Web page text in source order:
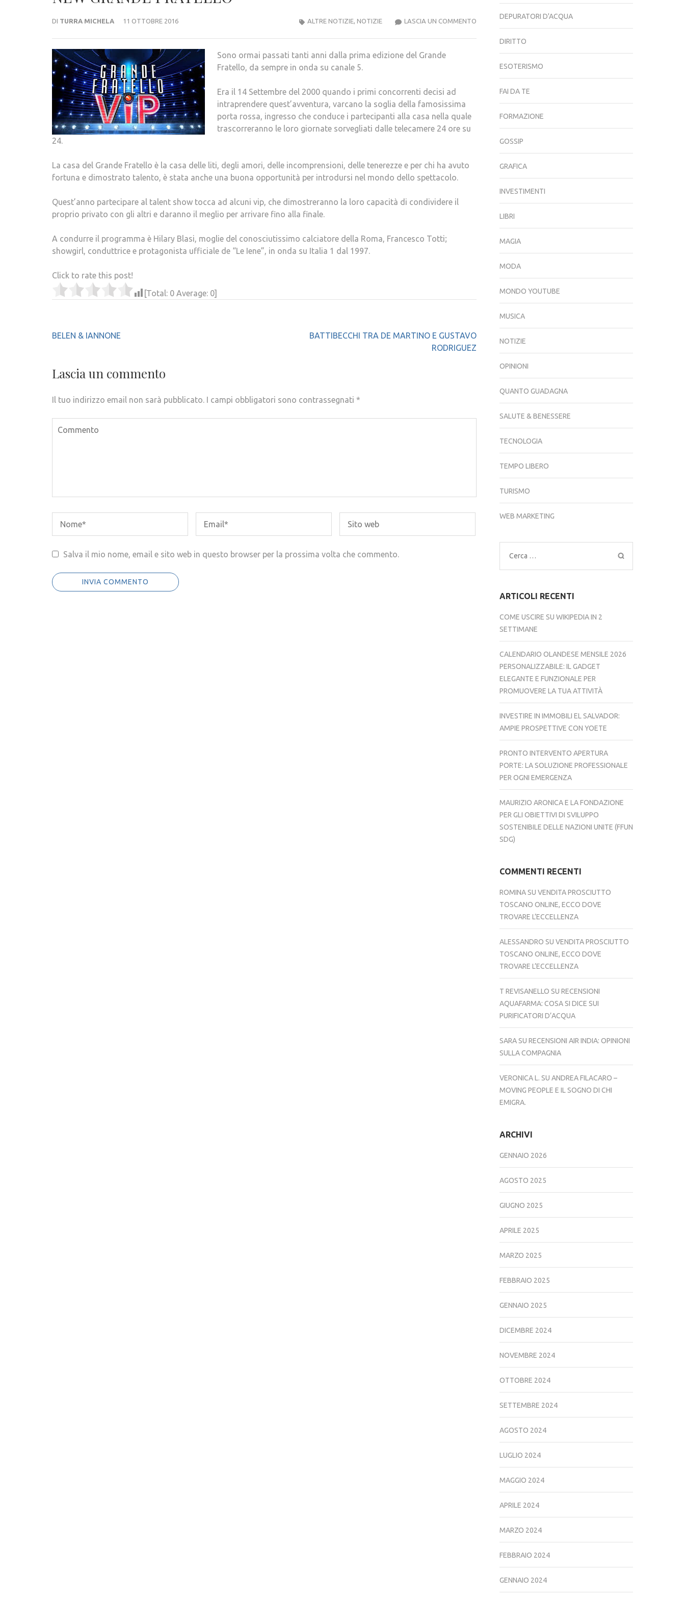
DI TURRA MICHELA 11 OTTOBRE 2016 LASCIA UN COMMENTONEW
FRATELLO
ALTRE NOTIZIE, NOTIZIE
Sono ormai passati tanti anni dalla prima edizione del Grande
Fratello, da sempre in onda su canale 5.
Era il 14 Settembre del 2000 quando i primi concorrenti decisi ad
intraprendere quest’avventura, varcano la soglia della famosissima
porta rossa, ingresso che conduce i partecipanti alla casa nella quale
trascorreranno le loro giornate sorvegliati dalle telecamere 24 ore su
24.
La casa del Grande Fratello è la casa delle liti, degli amori, delle incomprensioni, delle tenerezze e per chi ha avuto
fortuna e dimostrato talento, è stata anche una buona opportunità per introdursi nel mondo dello spettacolo.
Quest’anno partecipare al talent show tocca ad alcuni vip, che dimostreranno la loro capacità di condividere il
proprio privato con gli altri e daranno il meglio per arrivare fino alla finale.
A condurre il programma è Hilary Blasi, moglie del conosciutissimo calciatore della Roma, Francesco Totti;
showgirl, conduttrice e protagonista ufficiale de “Le Iene”, in onda su Italia 1 dal 1997.
Click to rate this post!
[Total: 0 Average: 0]
Navigazione
BELEN & IANNONE
BATTIBECCHI TRA DE MARTINO E GUSTAVO
RODRIGUEZ
Lascia un commento
Il tuo indirizzo email non sarà pubblicato. I campi obbligatori sono contrassegnati *
Salva il mio nome, email e sito web in questo browser per la prossima volta che commento.
DEPURATORI D'ACQUA
DIRITTO
ESOTERISMO
FAI DA TE
FORMAZIONE
GOSSIP
GRAFICA
INVESTIMENTI
LIBRI
MAGIA
MODA
MONDO YOUTUBE
MUSICA
NOTIZIE
OPINIONI
QUANTO GUADAGNA
SALUTE & BENESSERE
TECNOLOGIA
TEMPO LIBERO
TURISMO
WEB MARKETING
Ricerca
per:
ARTICOLI RECENTI
COME USCIRE SU WIKIPEDIA IN 2
SETTIMANE
CALENDARIO OLANDESE MENSILE 2026
PERSONALIZZABILE: IL GADGET
ELEGANTE E FUNZIONALE PER
PROMUOVERE LA TUA ATTIVITÀ
INVESTIRE IN IMMOBILI EL SALVADOR:
AMPIE PROSPETTIVE CON YOETE
PRONTO INTERVENTO APERTURA
PORTE: LA SOLUZIONE PROFESSIONALE
PER OGNI EMERGENZA
MAURIZIO ARONICA E LA FONDAZIONE
PER GLI OBIETTIVI DI SVILUPPO
SOSTENIBILE DELLE NAZIONI UNITE (FFUN
SDG)
COMMENTI RECENTI
ROMINASU VENDITA PROSCIUTTO
TOSCANO ONLINE, ECCO DOVE
TROVARE L’ECCELLENZA
ALESSANDRO SU VENDITA PROSCIUTTO
TOSCANO ONLINE, ECCO DOVE
TROVARE L’ECCELLENZA
T REVISANELLO SU RECENSIONI
AQUAFARMA: COSA SI DICE SUI
PURIFICATORI D’ACQUA
SARASU RECENSIONI AIR INDIA: OPINIONI
SULLA COMPAGNIA
VERONICA L. SU ANDREA FILACARO –
MOVING PEOPLE E IL SOGNO DI CHI
EMIGRA.
ARCHIVI
GENNAIO 2026
AGOSTO 2025
GIUGNO 2025
APRILE 2025
MARZO 2025
FEBBRAIO 2025
GENNAIO 2025
DICEMBRE 2024
NOVEMBRE 2024
OTTOBRE 2024
SETTEMBRE 2024
AGOSTO 2024
LUGLIO 2024
MAGGIO 2024
APRILE 2024
MARZO 2024
FEBBRAIO 2024
GENNAIO 2024